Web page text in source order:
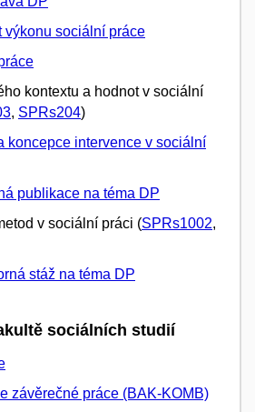
výkonu sociální práce
kontextu a hodnot v sociální
, SPRs204)
koncepce intervence v sociální
publikace na téma DP
v sociální práci (SPRs1002,
stáž na téma DP
sociálních studií
závěrečné práce (BAK-KOMB)